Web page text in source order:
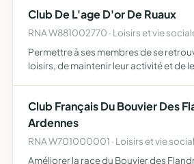
Club De L'age D'or De Ruaux
RNA W881002770 · Loisirs et vie
Permettre à ses membres de se
loisirs, de maintenir leur activité et de
Club Français Du Bouvier Des
Ardennes
RNA W701000001 · Loisirs et vie
Améliorer la race du Bouvier des